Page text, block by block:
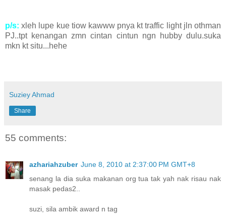
p/s: xleh lupe kue tiow kawww pnya kt traffic light jln othman
PJ..tpt kenangan zmn cintan cintun ngn hubby dulu.suka
mkn kt situ...hehe
Suziey Ahmad
Share
55 comments:
azhariahzuber June 8, 2010 at 2:37:00 PM GMT+8
senang la dia suka makanan org tua tak yah nak risau nak
masak pedas2..
suzi, sila ambik award n tag